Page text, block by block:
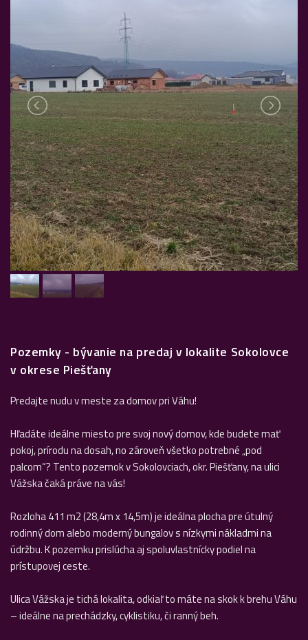
Pozemky - bývanie na predaj v lokalite Sokolovce
v okrese Piešťany
Predajte nudu v meste za domov pri Váhu!
Hľadáte ideálne miesto pre svoj nový domov, kde budete mať
pokoj, prírodu na dosah, no zároveň všetko potrebné „pod
palcom“? Tento pozemok v Sokolovciach, okr. Piešťany, na ulici
Vážska čaká práve na vás!
Rozloha 411 m2 (28,4m x 14,5m) je ideálna plocha pre útulný
rodinný dom alebo moderný bungalov s nízkymi nákladmi na
údržbu. K pozemku prislúcha aj spoluvlastnícky podiel na
prístupovej ceste.
Ulica Vážska je tichá lokalita, odkiaľ to máte na skok k brehu Váhu
– ideálne na prechádzky, cyklistiku, či ranný beh.